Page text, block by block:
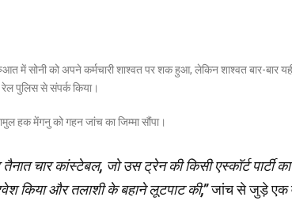
में सोनी को अपने कर्मचारी शाश्वत पर शक हुआ, लेकिन शाश्वत बार-बार
रेल पुलिस से संपर्क किया।
हक मेंगनु को गहन जांच का जिम्मा सौंपा।
चार कांस्टेबल, जो उस ट्रेन की किसी एस्कॉर्ट पार्टी का
किया और तलाशी के बहाने लूटपाट की,”जांच से जुड़े एक